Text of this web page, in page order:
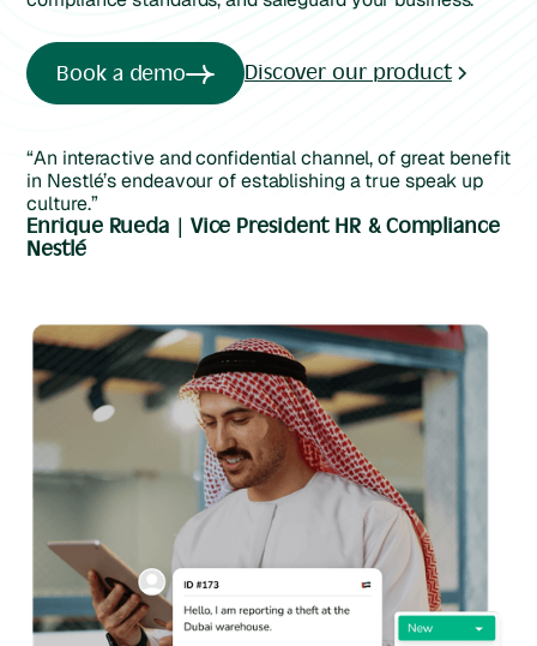
Book a demo Discover our product
“An interactive and confidential channel, of great benefit
in Nestlé’s endeavour of establishing a true speak up
culture.”
Enrique Rueda | Vice President HR & Compliance
Nestlé